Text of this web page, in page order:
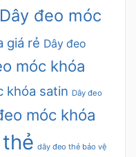
Dây đeo móc
giá rẻ Dây đeo
móc khóa
khóa satin Dây đeo
móc khóa
dây đeo thẻ bảo vệ